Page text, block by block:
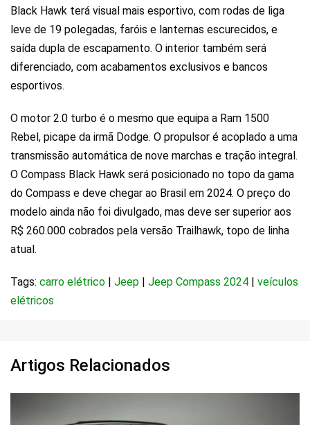
Black Hawk terá visual mais esportivo, com rodas de liga
leve de 19 polegadas, faróis e lanternas escurecidos, e
saída dupla de escapamento. O interior também será
diferenciado, com acabamentos exclusivos e bancos
esportivos.
O motor 2.0 turbo é o mesmo que equipa a Ram 1500
Rebel, picape da irmã Dodge. O propulsor é acoplado a uma
transmissão automática de nove marchas e tração integral.
O Compass Black Hawk será posicionado no topo da gama
do Compass e deve chegar ao Brasil em 2024. O preço do
modelo ainda não foi divulgado, mas deve ser superior aos
R$ 260.000 cobrados pela versão Trailhawk, topo de linha
atual.
Tags: carro elétrico Jeep Jeep Compass 2024
veículos
elétricos
Artigos Relacionados